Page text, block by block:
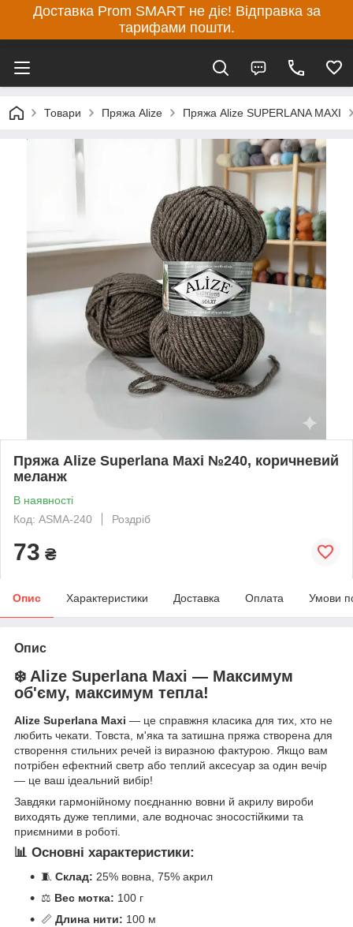
Доставка Prom SMART не діє! Відправка за
тарифами пошти.
Товари Пряжа Alize Пряжа Alize SUPERLANA MAXI
Пряжа Alize Superlana Maxi №240, коричневий
меланж
В наявності
Код: ASMA-240
Роздріб
73 ₴
Опис Характеристики Доставка Оплата Умови
Опис
❄️ Alize Superlana Maxi — Максимум
об'єму, максимум тепла!
Alize Superlana Maxi — це справжня класика для тих, хто не
любить чекати. Товста, м'яка та затишна пряжа створена для
створення стильних речей із виразною фактурою. Якщо вам
потрібен ефектний светр або теплий аксесуар за один вечір
— це ваш ідеальний вибір!
Завдяки гармонійному поєднанню вовни й акрилу вироби
виходять дуже теплими, але водночас зносостійкими та
приємними в роботі.
📊 Основні характеристики:
🧵 Склад: 25% вовна, 75% акрил
⚖️ Вес мотка: 100 г
📏 Длина нити: 100 м